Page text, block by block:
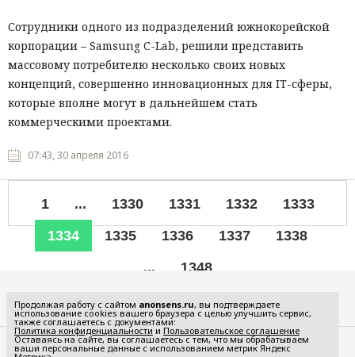
Сотрудники одного из подразделений южнокорейской
корпорации – Samsung C-Lab, решили представить
массовому потребителю несколько своих новых
концепций, совершенно инновационных для IT-сферы,
которые вполне могут в дальнейшем стать
коммерческими проектами.
07:43, 30 апреля 2016
1 ... 1330 1331 1332
1333
1334
1335 1336 1337
1338
...
1348
Редакция Реклама
Продолжая работу с сайтом anonsens.ru, вы подтверждаете
использование cookies вашего браузера с целью улучшить сервис,
также соглашаетесь с документами:
Политика конфиденциальности и Пользовательское соглашение
Оставаясь на сайте, вы соглашаетесь с тем, что мы обрабатываем
ваши персональные данные с использованием метрик Яндекс